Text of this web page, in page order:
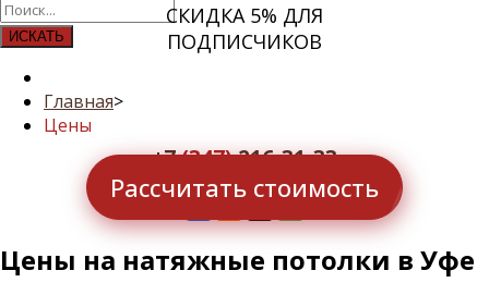
СКИДКА 5% ДЛЯ
ПОДПИСЧИКОВ
+7(347)216-31-33
info@potolkizavet.ru
ИСКАТЬ
Главная>
Цены
Рассчитать стоимость
Цены на натяжные потолки в Уфе